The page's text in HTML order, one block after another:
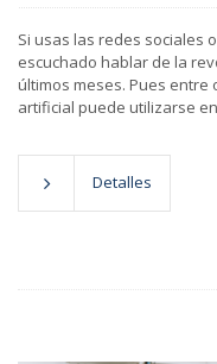
Si usas las redes sociales
escuchado hablar de la
últimos meses. Pues entre
artificial puede utilizarse
Detalles